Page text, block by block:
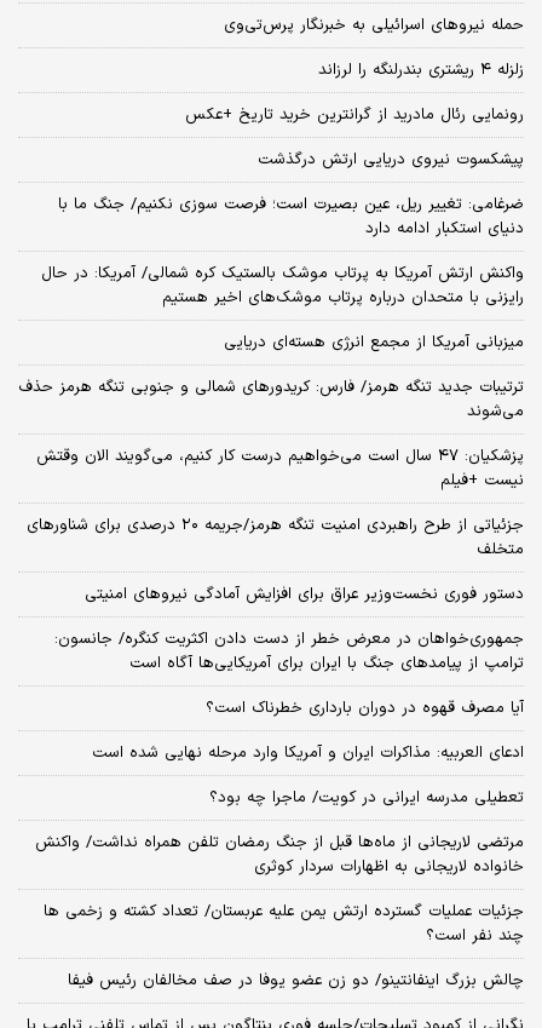
حمله نیروهای اسرائیلی به خبرنگار پرس‌تی‌وی
زلزله ۴ ریشتری بندرلنگه را لرزاند
رونمایی رئال مادرید از گرانترین خرید تاریخ +عکس
پیشکسوت نیروی دریایی ارتش درگذشت
ضرغامی: تغییر ریل، عین بصیرت است؛ فرصت سوزی نکنیم/ جنگ ما با
دنیای استکبار ادامه دارد
واکنش ارتش آمریکا به پرتاب موشک بالستیک کره شمالی/ آمریکا: در حال
رایزنی با متحدان درباره پرتاب موشک‌های اخیر هستیم
میزبانی آمریکا از مجمع انرژی هسته‌ای دریایی
ترتیبات جدید تنگه هرمز/ فارس: کریدورهای شمالی و جنوبی تنگه هرمز حذف
می‌شوند
پزشکیان: ۴۷ سال است می‌خواهیم درست کار کنیم، می‌گویند الان وقتش
نیست +فیلم
جزئیاتی از طرح راهبردی امنیت تنگه هرمز/جریمه ۲۰ درصدی برای شناورهای
متخلف
دستور فوری نخست‌وزیر عراق برای افزایش آمادگی نیروهای امنیتی
جمهوری‌خواهان در معرض خطر از دست دادن اکثریت کنگره/ جانسون:
ترامپ از پیامدهای جنگ با ایران برای آمریکایی‌ها آگاه است
آیا مصرف قهوه در دوران بارداری خطرناک است؟
ادعای العربیه: مذاکرات ایران و آمریکا وارد مرحله نهایی شده است
تعطیلی مدرسه ایرانی در کویت/ ماجرا چه بود؟
مرتضی لاریجانی از ماه‌ها قبل از جنگ رمضان تلفن همراه نداشت/ واکنش
خانواده لاریجانی به اظهارات سردار کوثری
جزئیات عملیات گسترده ارتش یمن علیه عربستان/ تعداد کشته و زخمی ها
چند نفر است؟
چالش بزرگ اینفانتینو/ دو زن عضو یوفا در صف مخالفان رئیس فیفا